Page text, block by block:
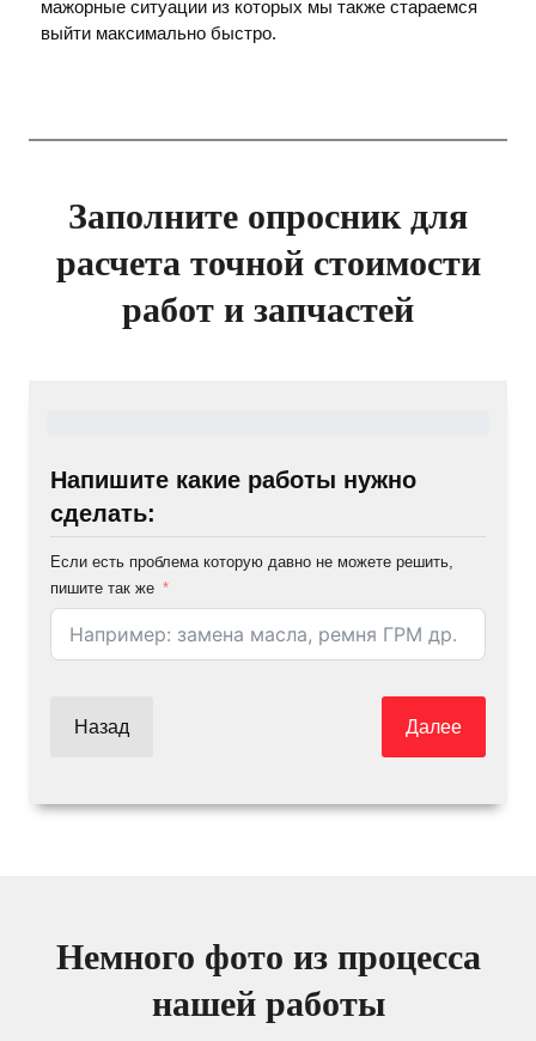
мажорные ситуации из которых мы также стараемся
выйти максимально быстро.
Заполните опросник для
расчета точной стоимости
работ и запчастей
Напишите какие работы нужно
сделать:
Если есть проблема которую давно не можете решить,
пишите так же
Назад Далее
Немного фото из процесса
нашей работы